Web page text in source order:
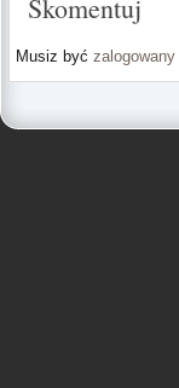
Skomentuj
Musiz być zalogowany